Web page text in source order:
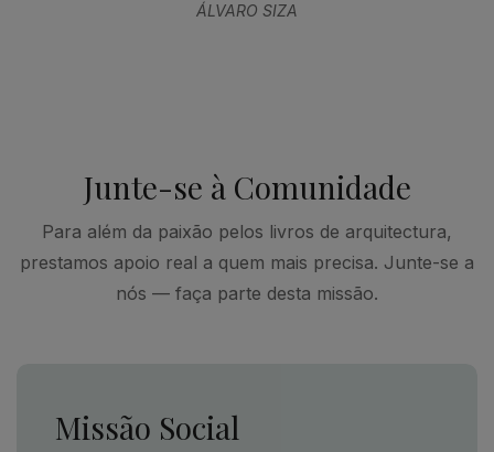
ÁLVARO SIZA
Junte-se à Comunidade
Para além da paixão pelos livros de arquitectura,
prestamos apoio real a quem mais precisa. Junte-se a
nós — faça parte desta missão.
Missão Social